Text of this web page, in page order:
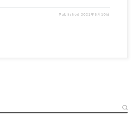
Published 2021年5月10日